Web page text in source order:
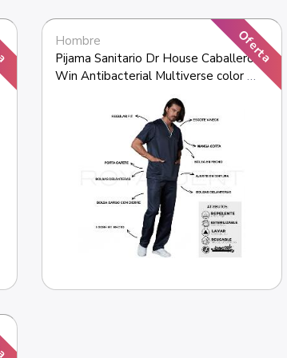
Oferta
Hombre
Pijama Sanitario Dr House Caballero
Win Antibacterial Multiverse color